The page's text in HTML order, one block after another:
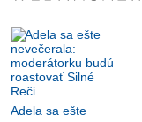
Adela sa ešte